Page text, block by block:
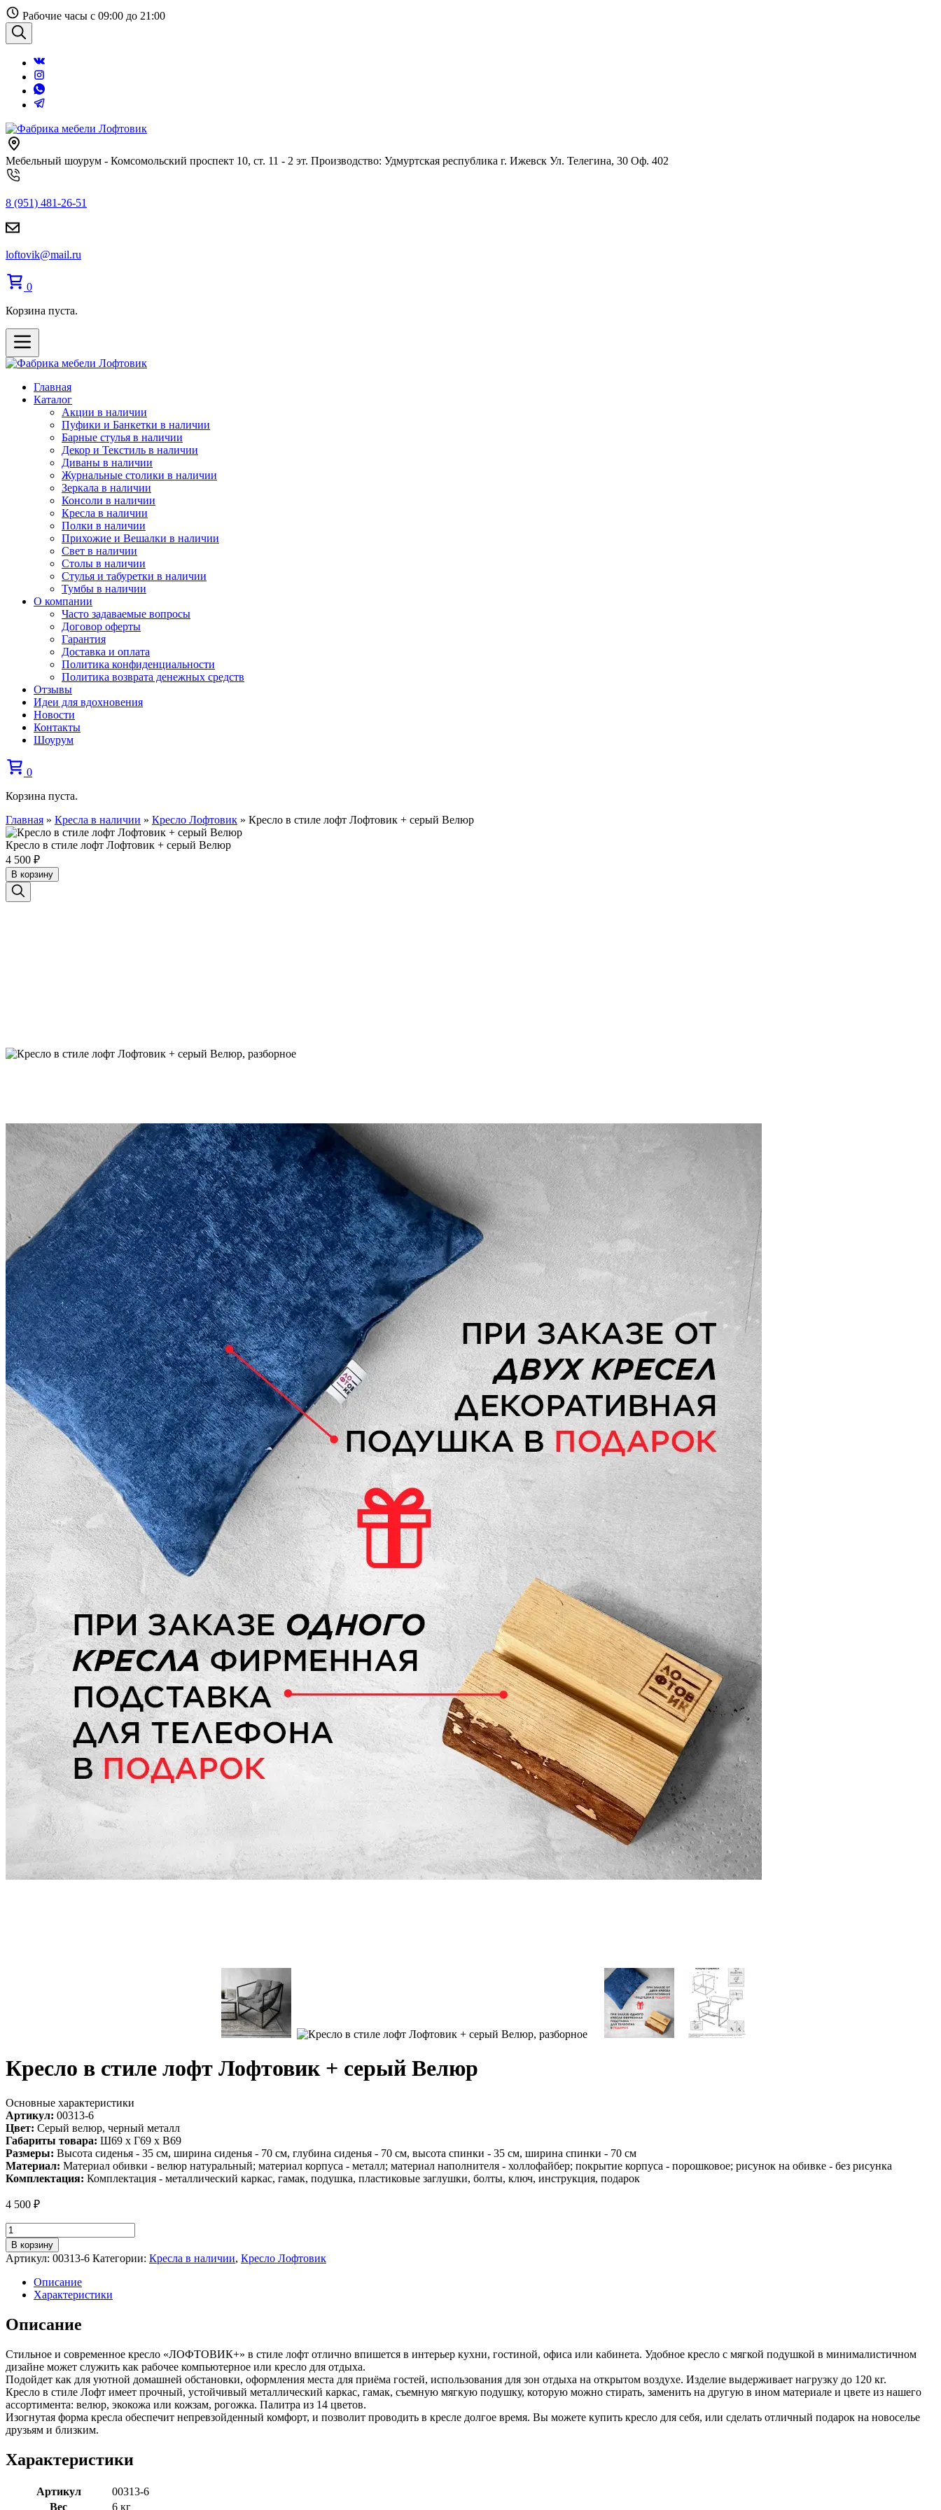
Перейти
к
содержанию
Рабочие часы с 09:00 до 21:00
Поиск
Мебельный шоурум - Комсомольский проспект 10, ст. 11 - 2 эт. Производство: Удмуртская республика г. Ижевск Ул. Телегина, 30 Оф. 402
8 (951) 481-26-51
loftovik@mail.ru
0
Корзина пуста.
Главная
Каталог
Акции в наличии
Пуфики и Банкетки в наличии
Барные стулья в наличии
Декор и Текстиль в наличии
Диваны в наличии
Журнальные столики в наличии
Зеркала в наличии
Консоли в наличии
Кресла в наличии
Полки в наличии
Прихожие и Вешалки в наличии
Свет в наличии
Столы в наличии
Стулья и табуретки в наличии
Тумбы в наличии
О компании
Часто задаваемые вопросы
Договор оферты
Гарантия
Доставка и оплата
Политика конфиденциальности
Политика возврата денежных средств
Отзывы
Идеи для вдохновения
Новости
Контакты
Шоурум
0
Корзина пуста.
Главная » Кресла в наличии » Кресло Лофтовик » Кресло в стиле лофт Лофтовик + серый Велюр
Кресло в стиле лофт Лофтовик + серый Велюр
4 500 ₽
В корзину
Кресло в стиле лофт Лофтовик + серый Велюр
Основные характеристики
Артикул: 00313-6
Цвет: Серый велюр, черный металл
Габариты товара: Ш69 х Г69 х В69
Размеры: Высота сиденья - 35 см, ширина сиденья - 70 см, глубина сиденья - 70 см, высота спинки - 35 см, ширина спинки - 70 см
Материал: Материал обивки - велюр натуральный; материал корпуса - металл; материал наполнителя - холлофайбер; покрытие корпуса - порошковое; рисунок на обивке - без рисунка
Комплектация: Комплектация - металлический каркас, гамак, подушка, пластиковые заглушки, болты, ключ, инструкция, подарок
4 500 ₽
Количество
товара
Кресло
в
стиле
лофт
Лофтовик
+
серый
В корзину
Артикул: 00313-6 Категории: Кресла в наличии, Кресло Лофтовик
Описание
Характеристики
Описание
Стильное и современное кресло «ЛОФТОВИК+» в стиле лофт отлично впишется в интерьер кухни, гостиной, офиса или кабинета. Удобное кресло с мягкой подушкой в минималистичном
дизайне может служить как рабочее компьютерное или кресло для отдыха.
Подойдет как для уютной домашней обстановки, оформления места для приёма гостей, использования для зон отдыха на открытом воздухе. Изделие выдерживает нагрузку до 120 кг.
Кресло в стиле Лофт имеет прочный, устойчивый металлический каркас, гамак, съемную мягкую подушку, которую можно стирать, заменить на другую в ином материале и цвете из нашего
ассортимента: велюр, экокожа или кожзам, рогожка. Палитра из 14 цветов.
Изогнутая форма кресла обеспечит непревзойденный комфорт, и позволит проводить в кресле долгое время. Вы можете купить кресло для себя, или сделать отличный подарок на новоселье
друзьям и близким.
Характеристики
Артикул
00313-6
Вес
6 кг